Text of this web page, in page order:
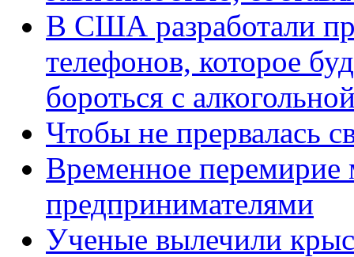
В США разработали
телефонов, которое
бороться с
Чтобы не прервалась
Временное
предпринимателями
Ученые вылечили крыс